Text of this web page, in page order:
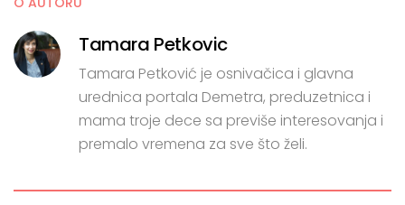
Tamara Petkovic
Tamara Petković je osnivačica i glavna
urednica portala Demetra, preduzetnica i
mama troje dece sa previše interesovanja i
premalo vremena za sve što želi.